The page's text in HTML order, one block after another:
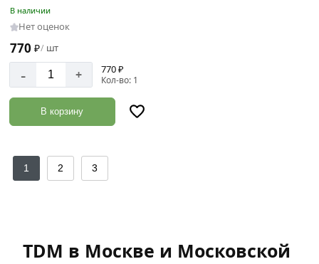
В наличии
Нет оценок
770 ₽/ шт
- + 770 ₽
Кол-во: 1
В корзину
1 2 3
TDM в Москве и Московской